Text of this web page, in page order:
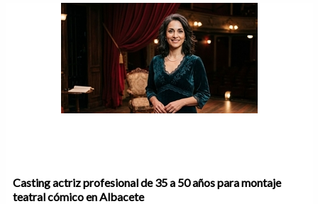
Casting actriz profesional de 35 a 50 años para montaje
teatral cómico en Albacete